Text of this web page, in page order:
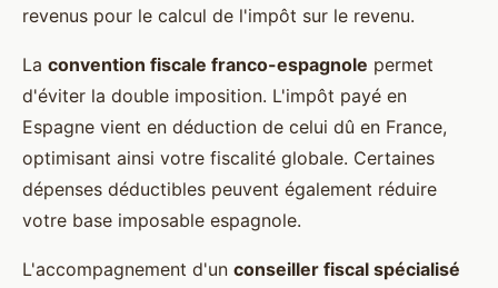
revenus pour le calcul de l'impôt sur le revenu.
La convention fiscale franco-espagnole permet
d'éviter la double imposition. L'impôt payé en
Espagne vient en déduction de celui dû en France,
optimisant ainsi votre fiscalité globale. Certaines
dépenses déductibles peuvent également réduire
votre base imposable espagnole.
L'accompagnement d'un conseiller fiscal spécialisé